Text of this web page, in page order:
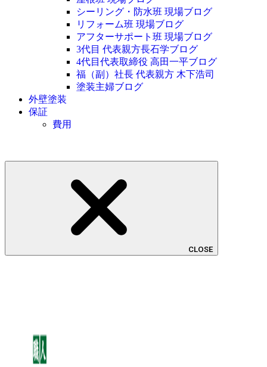
シーリング・防水班 現場ブログ
リフォーム班 現場ブログ
アフターサポート班 現場ブログ
3代目 代表親方長石学ブログ
4代目代表取締役 高田一平ブログ
福（副）社長 代表親方 木下浩司
塗装主婦ブログ
外壁塗装
保証
費用
CLOSE